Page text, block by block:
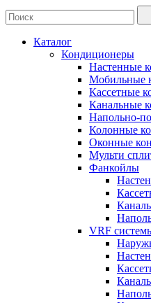
Каталог
Кондиционеры
Настенные
Мобильные
Кассетные
Канальные
Напольно-
Колонные
Оконные
Мульти
Фанкойлы
VRF